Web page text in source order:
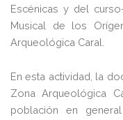
Escénicas y del
Musical de los
Arqueológica Caral.
En esta actividad, la
Zona Arqueológica
población en